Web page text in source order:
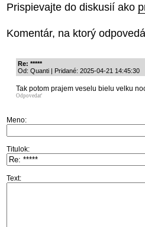
Prispievajte do diskusií ako
Komentár, na ktorý
Re: *****
Od: Quanti | Pridané: 2025-04-21 14:45:30
Tak potom prajem veselu bielu velku
Odpovedať
Meno:
Titulok:
Text: